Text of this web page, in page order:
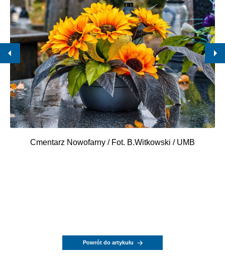
Cmentarz Nowofarny / Fot. B.Witkowski / UMB
Powrót do artykułu